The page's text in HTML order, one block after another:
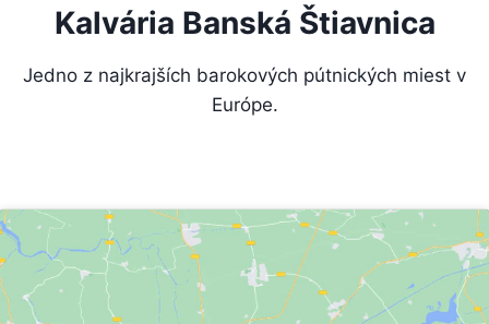
Kalvária Banská Štiavnica
Jedno z najkrajších barokových pútnických miest v
Európe.